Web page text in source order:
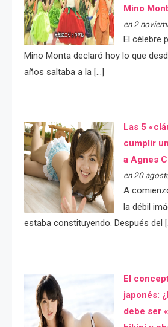
Mino
en 2
El célebre
Mino Monta declaró hoy lo que
años saltaba a la […]
Las 5
cumplir
a Agnes
en 20
A
la débil
estaba constituyendo. Después del
El
japonés:
debe ser